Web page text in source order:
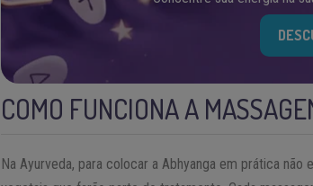
COMO FUNCIONA A
Na Ayurveda, para colocar a Abhyanga em prática